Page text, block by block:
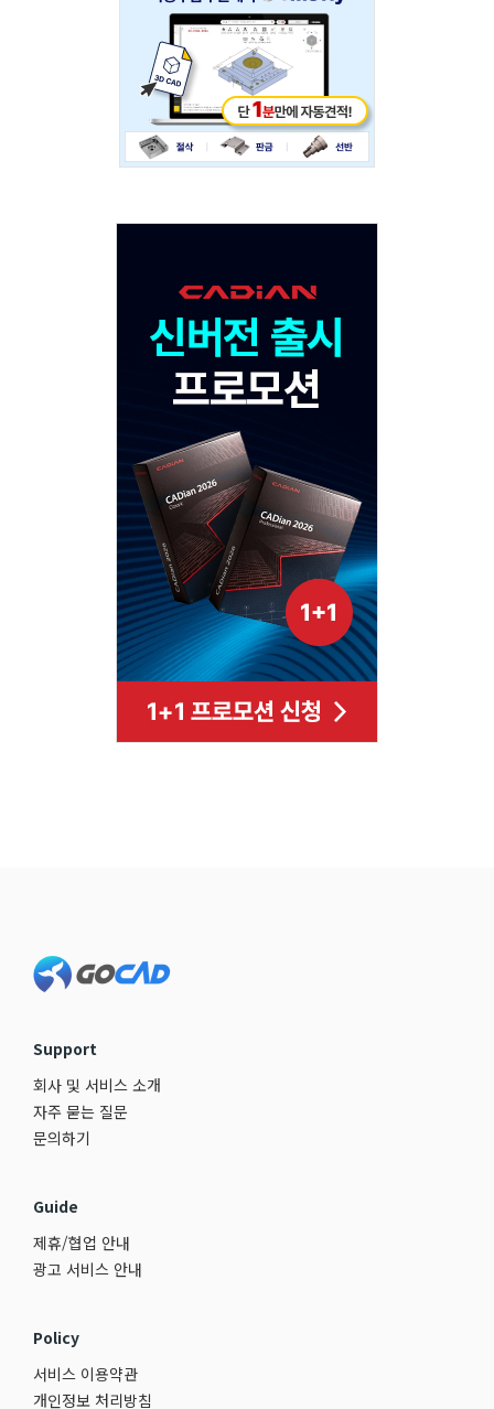
Support
회사 및 서비스 소개
자주 묻는 질문
문의하기
Guide
제휴/협업 안내
광고 서비스 안내
Policy
서비스 이용약관
개인정보 처리방침